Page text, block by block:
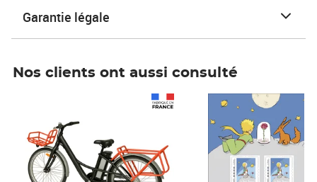
Garantie légale
Nos clients ont aussi consulté
Prix 7,50€